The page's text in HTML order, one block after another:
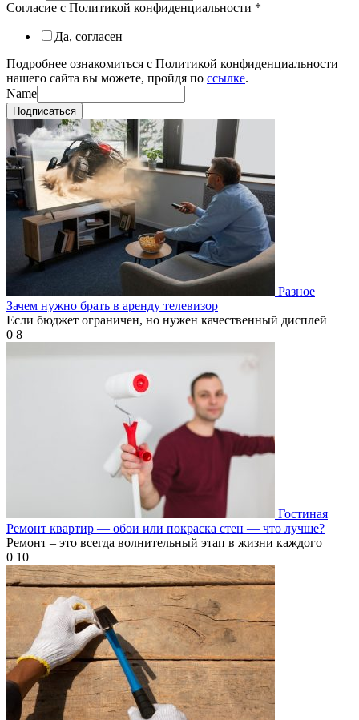
Согласие с Политикой конфиденциальности *
Да, согласен
Подробнее ознакомиться с Политикой конфиденциальности
нашего сайта вы можете, пройдя по ссылке.
Name
Подписаться
Разное
Зачем нужно брать в аренду телевизор
Если бюджет ограничен, но нужен качественный дисплей
0 8
Гостиная
Ремонт квартир — обои или покраска стен — что лучше?
Ремонт – это всегда волнительный этап в жизни каждого
0 10